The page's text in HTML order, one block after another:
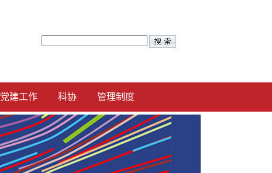
党建工作 科协 管理制度